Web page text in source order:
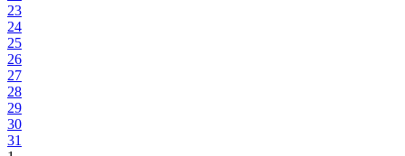
23
24
25
26
27
28
29
30
31